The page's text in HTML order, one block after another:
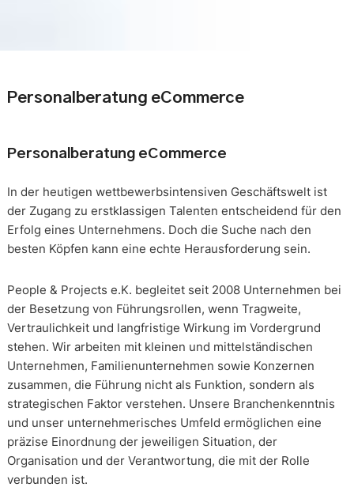
Personalberatung eCommerce
Personalberatung eCommerce
In der heutigen wettbewerbsintensiven Geschäftswelt ist
der Zugang zu erstklassigen Talenten entscheidend für den
Erfolg eines Unternehmens. Doch die Suche nach den
besten Köpfen kann eine echte Herausforderung sein.
People & Projects e.K. begleitet seit 2008 Unternehmen bei
der Besetzung von Führungsrollen, wenn Tragweite,
Vertraulichkeit und langfristige Wirkung im Vordergrund
stehen. Wir arbeiten mit kleinen und mittelständischen
Unternehmen, Familienunternehmen sowie Konzernen
zusammen, die Führung nicht als Funktion, sondern als
strategischen Faktor verstehen. Unsere Branchenkenntnis
und unser unternehmerisches Umfeld ermöglichen eine
präzise Einordnung der jeweiligen Situation, der
Organisation und der Verantwortung, die mit der Rolle
verbunden ist.